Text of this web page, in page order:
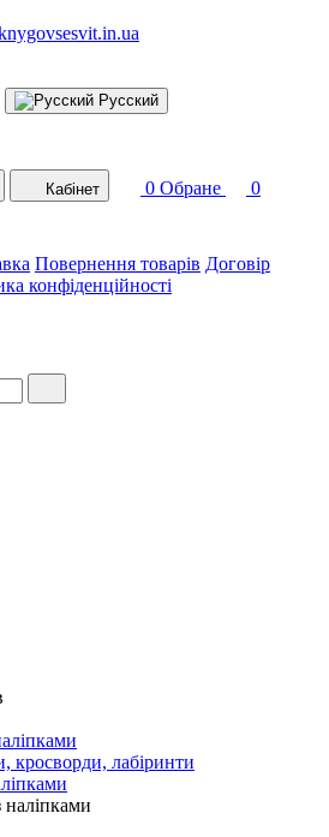
Русский
Кабінет 0 Обране
0
Повернення товарів Договір
конфіденційності
кросворди, лабіринти